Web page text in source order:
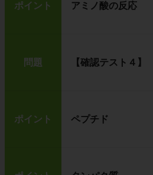
ポイント アミノ酸の反応
問題 【確認テスト４】
ポイント ペプチド